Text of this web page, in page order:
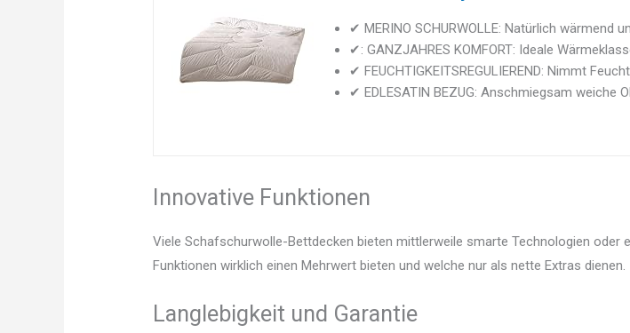
✔ MERINO SCHURWOLLE: Natürlich wärmend
✔​: GANZJAHRES KOMFORT: Ideale
✔‌ FEUCHTIGKEITSREGULIEREND: Nimmt
✔‍ EDLESATIN BEZUG: Anschmiegsam weiche
Innovative Funktionen
Viele Schafschurwolle-Bettdecken bieten mittlerweile smarte Technologien oder
Funktionen wirklich einen Mehrwert bieten und welche nur als nette Extras dienen.
Langlebigkeit und Garantie